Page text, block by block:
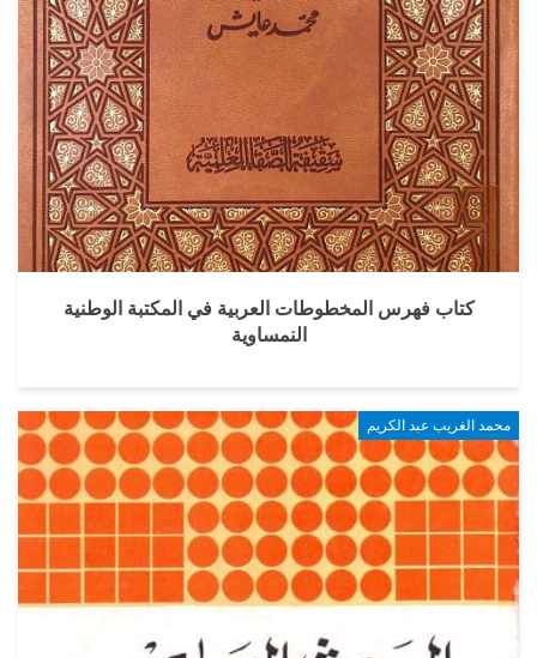
كتاب فهرس المخطوطات العربية في المكتبة الوطنية
النمساوية
محمد الغريب عبد الكريم